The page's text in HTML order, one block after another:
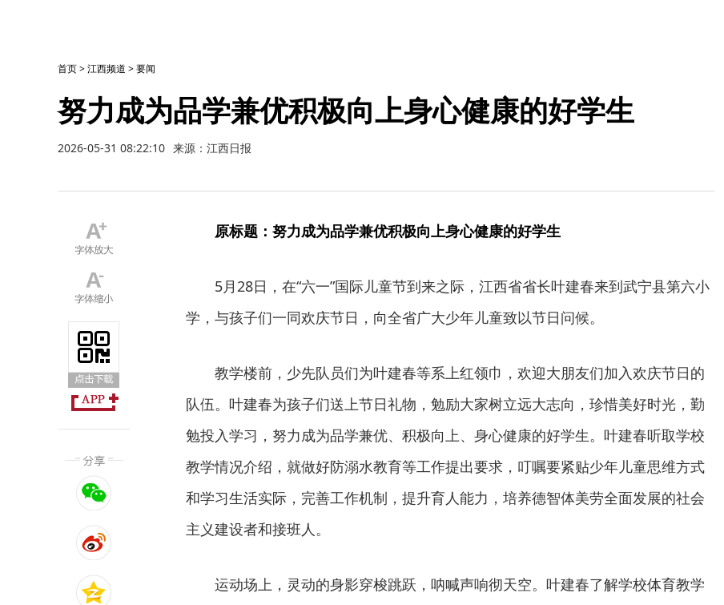
首页>江西频道 >要闻
努力成为品学兼优积极向上身心健康的好学生
2026-05-31 08:22:10 来源：江西日报
原标题：努力成为品学兼优积极向上身心健康的好学生
5月28日，在“六一”国际儿童节到来之际，江西省省长叶建春来到武宁县第六小
学，与孩子们一同欢庆节日，向全省广大少年儿童致以节日问候。
教学楼前，少先队员们为叶建春等系上红领巾，欢迎大朋友们加入欢庆节日的
队伍。叶建春为孩子们送上节日礼物，勉励大家树立远大志向，珍惜美好时光，勤
勉投入学习，努力成为品学兼优、积极向上、身心健康的好学生。叶建春听取学校
教学情况介绍，就做好防溺水教育等工作提出要求，叮嘱要紧贴少年儿童思维方式
和学习生活实际，完善工作机制，提升育人能力，培养德智体美劳全面发展的社会
主义建设者和接班人。
运动场上，灵动的身影穿梭跳跃，呐喊声响彻天空。叶建春了解学校体育教学